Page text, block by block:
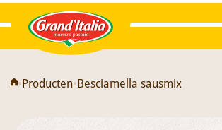
Grand'Italia
•Producten•Besciamella sausmix